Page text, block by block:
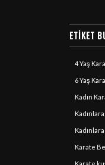
ETIKET
4 Yaş
6 Yaş
Kadın
Karate
Karate